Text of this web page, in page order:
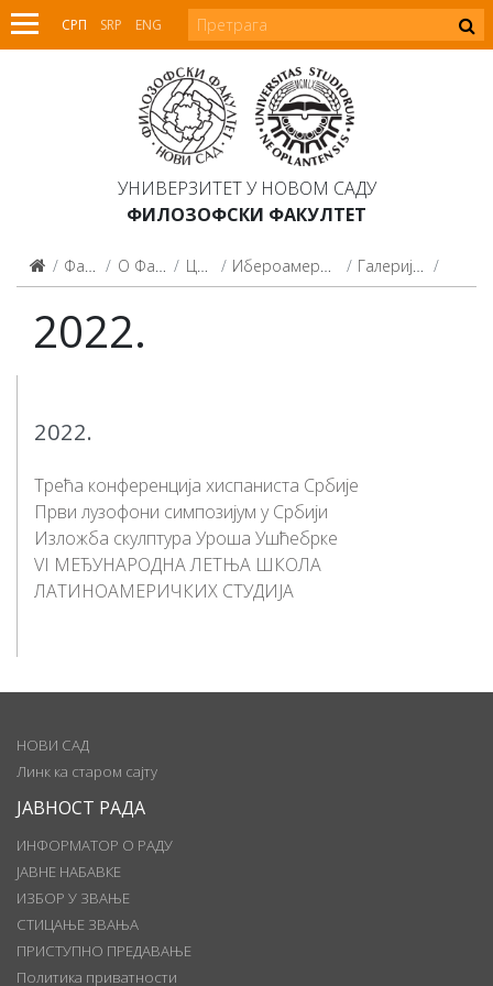
СРП SRP ENG
УНИВЕРЗИТЕТ У НОВОМ САДУ
ФИЛОЗОФСКИ ФАКУЛТЕТ
Факултет О Факултету Центри Ибероамерички центар Галерија/Galería
2022.
Трећа конференција хиспаниста Србије
Први лузофони симпозијум у Србији
Изложба скулптура Уроша Ушћебрке
VI МЕЂУНАРОДНА ЛЕТЊА ШКОЛА
ЛАТИНОАМЕРИЧКИХ СТУДИЈА
2022.
НОВИ САД
Линк ка старом сајту
ЈАВНОСТ РАДА
ИНФОРМАТОР О РАДУ
ЈАВНЕ НАБАВКЕ
ИЗБОР У ЗВАЊЕ
СТИЦАЊЕ ЗВАЊА
ПРИСТУПНО ПРЕДАВАЊЕ
Политика приватности